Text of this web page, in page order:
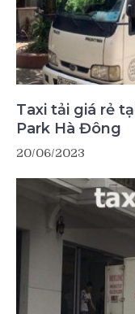
Taxi tải giá rẻ
Park Hà Đông
20/06/2023